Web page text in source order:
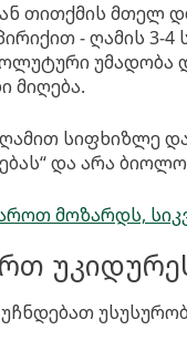
თითქმის მთელ
- ღამის 3-4
მიღება.
სიფხიზლე
და არა
მოზარდს,